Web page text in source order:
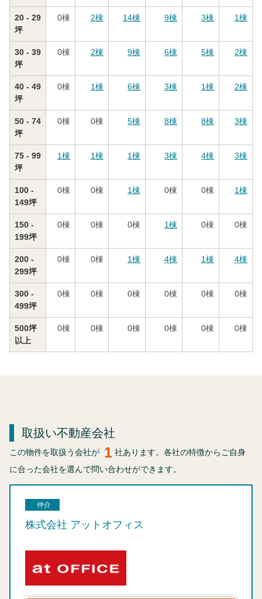
20 - 29
坪
0棟 2棟 14棟 9棟 3棟 1棟
30 - 39
坪
0棟 2棟 9棟 6棟 5棟 2棟
40 - 49
坪
0棟 1棟 6棟 3棟 1棟 2棟
50 - 74
坪
0棟 0棟 5棟 8棟 8棟 3棟
75 - 99
坪
1棟 1棟 1棟 3棟 4棟 3棟
100 -
149坪
0棟 0棟 1棟 0棟 0棟 1棟
150 -
199坪
0棟 0棟 0棟 1棟 0棟 0棟
200 -
299坪
0棟 0棟 1棟 4棟 1棟 4棟
300 -
499坪
0棟 0棟 0棟 0棟 0棟 0棟
500坪
以上
0棟 0棟 0棟 0棟 0棟 0棟
取扱い不動産会社
この物件を取扱う会社が 1 社あります。各社の特徴からご自身
に合った会社を選んで問い合わせができます。
仲介
株式会社 アットオフィス